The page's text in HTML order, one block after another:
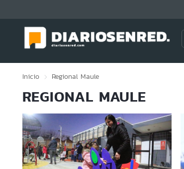
Inicio Regional Maule
REGIONAL MAULE